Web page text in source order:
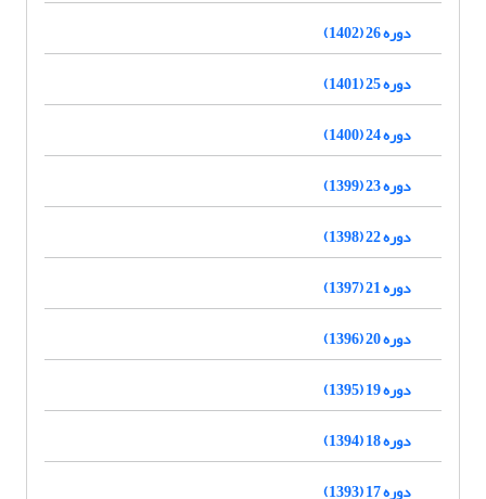
دوره 26 (1402)
دوره 25 (1401)
دوره 24 (1400)
دوره 23 (1399)
دوره 22 (1398)
دوره 21 (1397)
دوره 20 (1396)
دوره 19 (1395)
دوره 18 (1394)
دوره 17 (1393)